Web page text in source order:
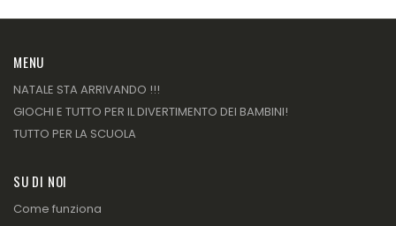
MENU
NATALE STA ARRIVANDO !!!
GIOCHI E TUTTO PER IL DIVERTIMENTO DEI BAMBINI!
TUTTO PER LA SCUOLA
SU DI NOI
Come funziona